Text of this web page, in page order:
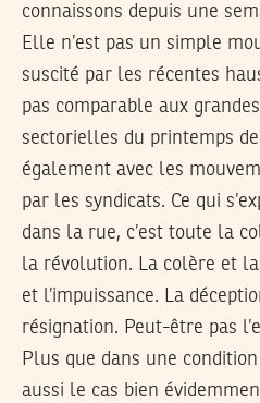
connaissons depuis une
Elle n’est pas un simple
suscité par les récentes
pas comparable aux
sectorielles du printemps
également avec les
par les syndicats. Ce qui
dans la rue, c’est toute la
la révolution. La colère et la
et l’impuissance. La
résignation. Peut-être pas
Plus que dans une
aussi le cas bien